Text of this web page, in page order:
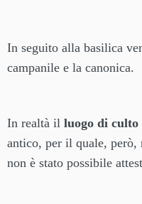
In seguito alla basilica
campanile e la canonica.
In realtà il luogo di culto
antico, per il quale, però,
non è stato possibile